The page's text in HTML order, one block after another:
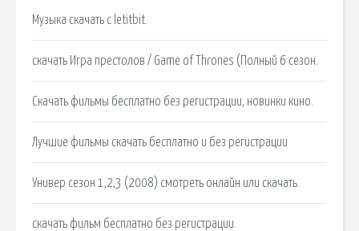
Музыка скачать с letitbit.
скачать Игра престолов / Game of Thrones (Полный 6 сезон.
Cкачать фильмы бесплатно без регистрации, новинки кино.
Лучшие фильмы скачать бесплатно и без регистрации
Универ сезон 1,2,3 (2008) смотреть онлайн или скачать.
скачать фильм бесплатно без регистрации.